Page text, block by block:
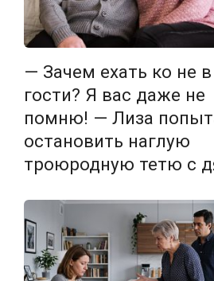
— Зачем ехать ко не в
гости? Я вас даже не
помню! — Лиза
остановить наглую
троюродную тетю с